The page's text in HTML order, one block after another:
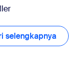
selengkapnya